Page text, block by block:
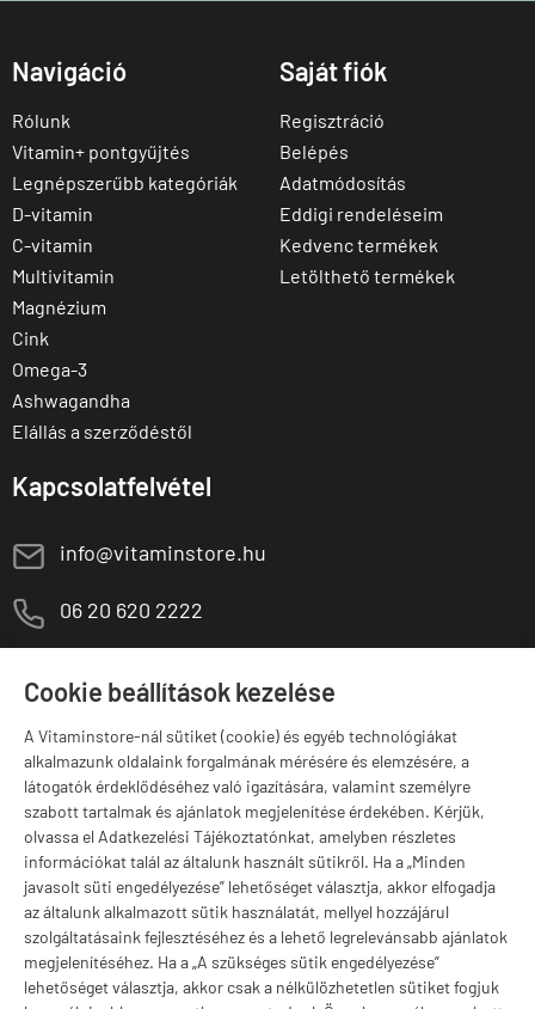
Cookie beállítások kezelése
A Vitaminstore-nál sütiket (cookie) és egyéb technológiákat
alkalmazunk oldalaink forgalmának mérésére és elemzésére, a
látogatók érdeklődéséhez való igazítására, valamint személyre
szabott tartalmak és ajánlatok megjelenítése érdekében. Kérjük,
olvassa el Adatkezelési Tájékoztatónkat, amelyben részletes
információkat talál az általunk használt sütikről. Ha a „Minden
javasolt süti engedélyezése” lehetőséget választja, akkor elfogadja
az általunk alkalmazott sütik használatát, mellyel hozzájárul
szolgáltatásaink fejlesztéséhez és a lehető legrelevánsabb ajánlatok
megjelenítéséhez. Ha a „A szükséges sütik engedélyezése”
lehetőséget választja, akkor csak a nélkülözhetetlen sütiket fogjuk
Navigáció
Rólunk
Vitamin+ pontgyűjtés
Legnépszerűbb kategóriák
D-vitamin
C-vitamin
Multivitamin
Magnézium
Cink
Omega-3
Ashwagandha
Elállás a szerződéstől
Saját fiók
Regisztráció
Belépés
Adatmódosítás
Eddigi rendeléseim
Kedvenc termékek
Letölthető termékek
Kapcsolatfelvétel
E info@vitaminstore.hu
M 06 20 620 2222
Szugló u. 83-85.
Márkák
Valuta választás